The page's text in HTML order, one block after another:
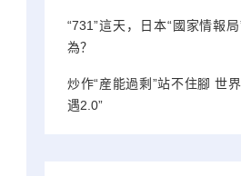
“731”這天，日本“國家情報
為？
炒作“産能過剩”站不住腳 世
遇2.0”